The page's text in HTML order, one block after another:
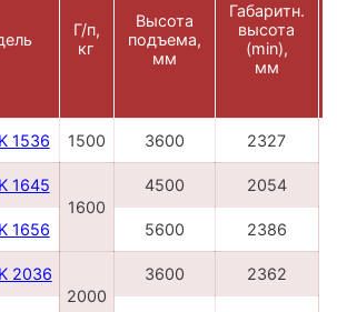
Г/п,
кг
Высота
подъема,
мм
Габаритн.
высота
(min),
мм
1536 1500 3600 2327
1645
1600
4500 2054
1656 5600 2386
2036
2000
3600 2362